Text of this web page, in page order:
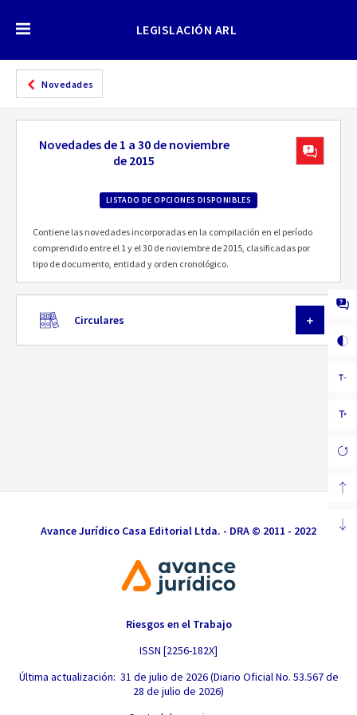
LEGISLACIÓN ARL
Novedades
Novedades de 1 a 30 de noviembre
de 2015
LISTADO DE OPCIONES DISPONIBLES
Contiene las novedades incorporadas en la compilación en el período
comprendido entre el 1 y el 30 de noviembre de 2015, clasificadas por
tipo de documento, entidad y orden cronológico.
Circulares
Riesgos en el Trabajo
ISSN [2256-182X]
Última actualización: 31 de julio de 2026 (Diario Oficial No. 53.567 de
28 de julio de 2026)
Avance Jurídico Casa Editorial Ltda. - DRA © 2011 - 2022